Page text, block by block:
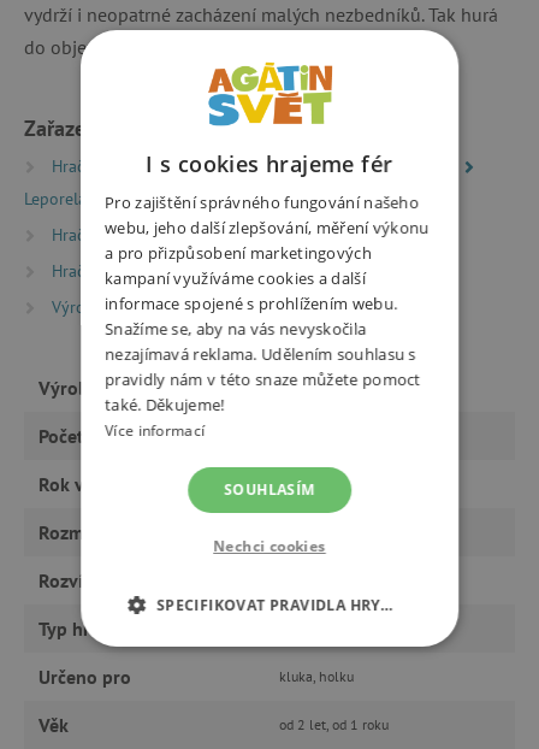
vydrží i neopatrné zacházení malých nezbedníků. Tak hurá
do objevování!
Zařazeno v kategoriích
Hračky dle typu Knihy
Knížky pro nejmenší
Leporela
Hračky dle věku
Hry a hračky pro batolata
Hračky dle věku
Hry a hračky pro děti od 2 let
Výrobci
Svojtka&Co.
Výrobce Svojtka&Co.
Počet stran
Rok vydání 2022
Rozměry
Rozvíjí
Typ hračky
Určeno pro kluka, holku
Věk od 2 let, od 1 roku
I s cookies hrajeme fér
Pro zajištění správného fungování našeho
webu, jeho další zlepšování, měření výkonu
a pro přizpůsobení marketingových
kampaní využíváme cookies a další
informace spojené s prohlížením webu.
Snažíme se, aby na vás nevyskočila
nezajímavá reklama. Udělením souhlasu s
pravidly nám v této snaze můžete pomoct
také. Děkujeme!
Více informací
SOUHLASÍM
Nechci cookies
SPECIFIKOVAT PRAVIDLA HRY…
NEZBYTNĚ NUTNÉ COOKIES